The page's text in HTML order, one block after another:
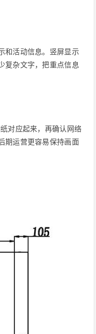
和活动信息。竖屏显示
复杂文字，把重点信息
对应起来，再确认网络
期运营更容易保持画面